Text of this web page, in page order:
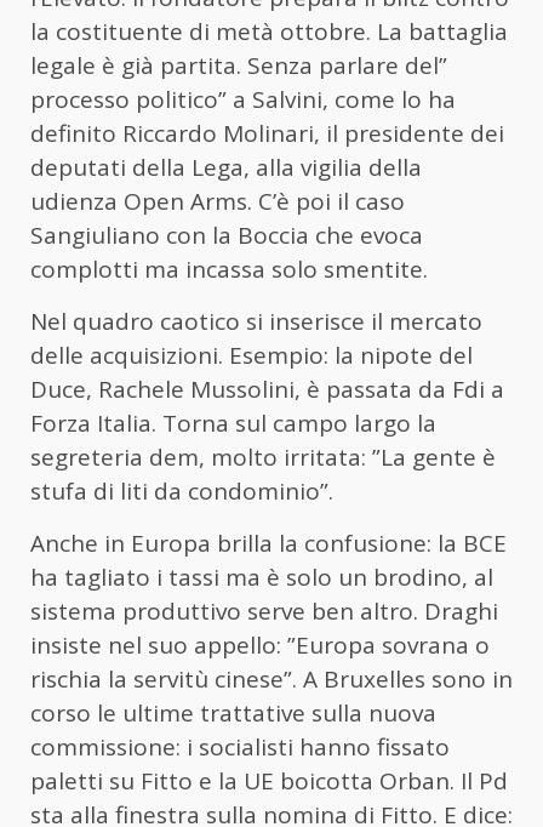
la costituente di metà ottobre. La battaglia
legale è già partita. Senza parlare del”
processo politico” a Salvini, come lo ha
definito Riccardo Molinari, il presidente dei
deputati della Lega, alla vigilia della
udienza Open Arms. C’è poi il caso
Sangiuliano con la Boccia che evoca
complotti ma incassa solo smentite.
Nel quadro caotico si inserisce il mercato
delle acquisizioni. Esempio: la nipote del
Duce, Rachele Mussolini, è passata da Fdi a
Forza Italia. Torna sul campo largo la
segreteria dem, molto irritata: ”La gente è
stufa di liti da condominio”.
Anche in Europa brilla la confusione: la BCE
ha tagliato i tassi ma è solo un brodino, al
sistema produttivo serve ben altro. Draghi
insiste nel suo appello: ”Europa sovrana o
rischia la servitù cinese”. A Bruxelles sono in
corso le ultime trattative sulla nuova
commissione: i socialisti hanno fissato
paletti su Fitto e la UE boicotta Orban. Il Pd
sta alla finestra sulla nomina di Fitto. E dice: